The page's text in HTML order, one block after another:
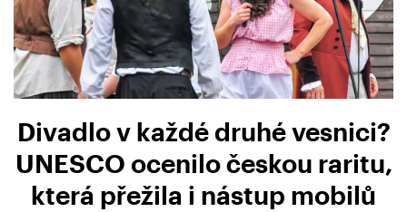
Divadlo v každé druhé vesnici?
UNESCO ocenilo českou raritu,
která přežila i nástup mobilů